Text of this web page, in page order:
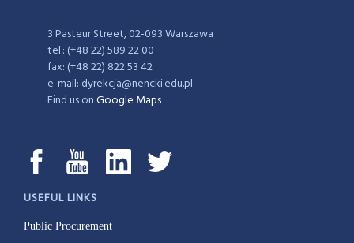
3 Pasteur Street, 02-093 Warszawa
tel.: (+48 22) 589 22 00
fax: (+48 22) 822 53 42
e-mail: dyrekcja@nencki.edu.pl
Find us onGoogle Maps
USEFUL LINKS
Public Procurement